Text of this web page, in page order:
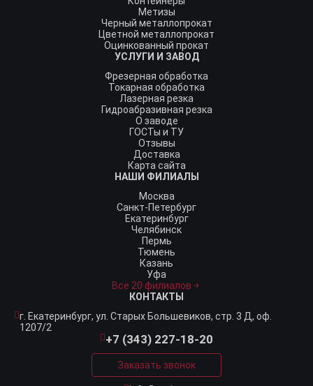
Метизы
Черный металлопрокат
Цветной металлопрокат
Оцинкованный прокат
УСЛУГИ И ЗАВОД
Фрезерная обработка
Токарная обработка
Лазерная резка
Гидроабразивная резка
О заводе
ГОСТы и ТУ
Отзывы
Доставка
Карта сайта
НАШИ ФИЛИАЛЫ
Москва
Санкт-Петербург
Екатеринбург
Челябинск
Пермь
Тюмень
Казань
Уфа
Все 20 филиалов
КОНТАКТЫ
г. Екатеринбург, ул. Старых Большевиков, стр. 3 Д, оф.
1207/2
+7 (343) 227-18-20
Заказать звонок